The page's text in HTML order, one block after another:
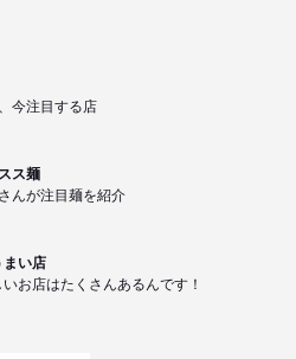
今注目する店
ス麺
んが注目麺を紹介
まい店
お店はたくさんあるんです！